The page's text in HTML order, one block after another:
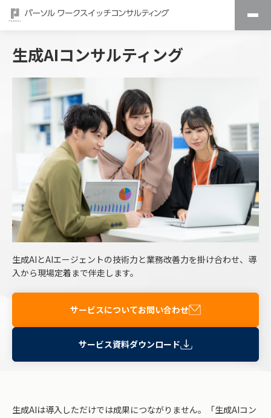
生成AIコンサルティング
生成AIとAIエージェントの技術力と業務改善力を掛け合わせ、導
入から現場定着まで伴走します。
サービスについてお問い合わせ
サービス資料ダウンロード
生成AIは導入しただけでは成果につながりません。「生成AIコン